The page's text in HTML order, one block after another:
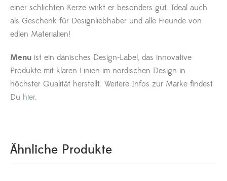
einer schlichten Kerze wirkt er besonders gut. Ideal auch
als Geschenk für Designliebhaber und alle Freunde von
edlen Materialien!
Menu ist ein dänisches Design-Label, das innovative
Produkte mit klaren Linien im nordischen Design in
höchster Qualität herstellt. Weitere Infos zur Marke findest
Du hier.
Ähnliche Produkte